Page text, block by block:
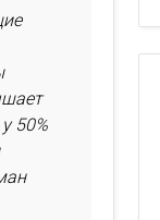
50%